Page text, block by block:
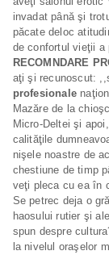
invadat până şi
păcate deloc
de confortul vieţii a
RECOMNDARE
aţi şi recunoscut:
profesionale
Mazăre de la
Micro-Deltei şi
calităţile
nişele noastre de
chestiune de timp
veţi pleca cu ea în
Se petrec deja o
haosului rutier şi
spun despre
la nivelul oraşelor